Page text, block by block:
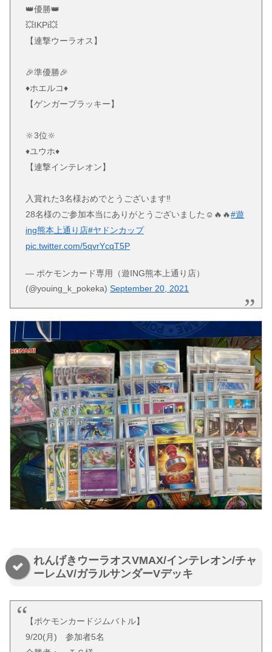
👑優勝👑
💥IKPi💥
【連撃ウーラオス】
🎉準優勝🎉
♦️ホエルコ♦️
【ゲンガーブラッキー】
🔆3位🔆
♦️ユウホ♦️
【連撃インテレオン】
入賞れた3名様おめでとうございます‼️
28名様のご参加本当にありがとうございました☺️🔥🔥#遊
ing熊本上通り店#ヤドンカップ
pic.twitter.com/5qvrYcqT5P
— ポケモンカード専用（遊ING熊本上通り店）
(@youing_k_pokeka)September 20, 2021
れんげきウーラオスVMAX/インテレオン/チャ
ーレムV/ガラルサンダーVデッキ
【ポケモンカードジムバトル】
9/20(月) 参加者5名